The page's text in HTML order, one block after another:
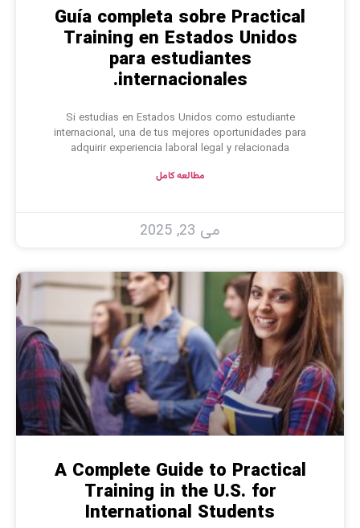
Guía completa sobre Practical
Training en Estados Unidos
para estudiantes
internacionales.
Si estudias en Estados Unidos como estudiante
internacional, una de tus mejores oportunidades para
adquirir experiencia laboral legal y relacionada
مطالعه کامل
می 23, 2025
A Complete Guide to Practical
Training in the U.S. for
International Students